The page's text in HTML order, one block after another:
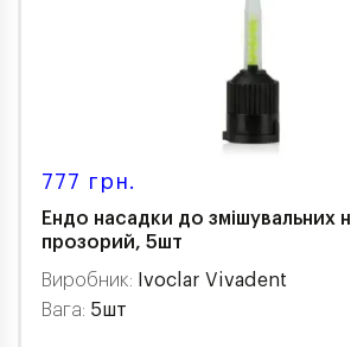
777 грн.
Ендо насадки до змішувальних
прозорий, 5шт
Виробник:
Ivoclar Vivadent
Вага: 5шт